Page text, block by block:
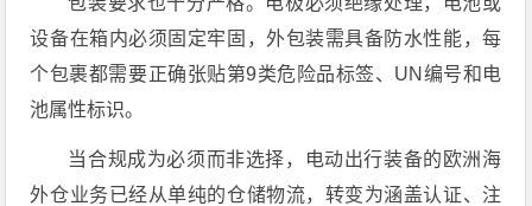
设备在箱内必须固定牢固，外包装需具备防水性能，每
个包裹都需要正确张贴第9类危险品标签、UN编号和电
池属性标识。
当合规成为必须而非选择，电动出行装备的欧洲海
外仓业务已经从单纯的仓储物流，转变为涵盖认证、注